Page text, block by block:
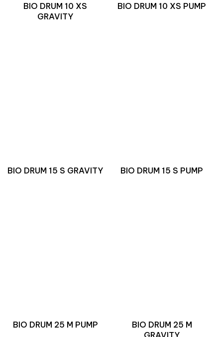
BIO DRUM 10 XS
GRAVITY
BIO DRUM 10 XS PUMP
BIO DRUM 15 S GRAVITY BIO DRUM 15 S PUMP
BIO DRUM 25 M PUMP
BIO DRUM 25 M
GRAVITY